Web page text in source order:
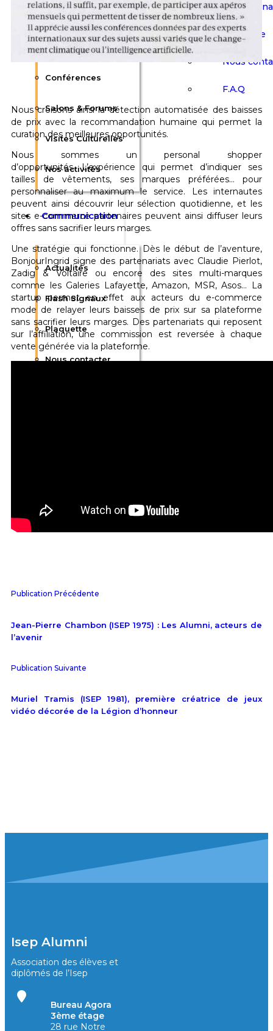
Afterworks &
Barbecues
Conférences
Salons & Forums
Visites Culturelles
Nos activités
Communication
Actualités
Flash Signaux
Plaquette
Nous contacter
Flash
Plaquette
Nous
F.A.Q
Nous croisons ainsi la détection automatisée des baisses
de prix avec la recommandation humaine qui permet la
curation des meilleures opportunités.
Nous sommes un personal shopper
d’opportunités. L’expérience qui permet d’indiquer ses
tailles de vêtements, ses marques préférées… pour
personnaliser au maximum le service. Les internautes
peuvent ainsi découvrir leur sélection quotidienne, et les
sites e-commerce partenaires peuvent ainsi diffuser leurs
offres sans sacrifier leurs marges.
Une stratégie qui fonctionne. Dès le début de l’aventure,
BonjourIngrid signe des partenariats avec Claudie Pierlot,
Zadig & Voltaire ou encore des sites multi-marques
comme les Galeries Lafayette, Amazon, MSR, Asos… La
startup permet en effet aux acteurs du e-commerce
mode de relayer leurs baisses de prix sur sa plateforme
sans sacrifier leurs marges. Des partenariats qui reposent
sur l’affiliation, une commission est reversée à chaque
vente générée via la plateforme.
Publication Précédente
Jean-Pierre Chambon (ISEP 1975) : Les Alumni, acteurs de
l’avenir
Publication Suivante
Muriel Tramis (ISEP 1981), première créatrice de jeux
vidéo décorée de la Légion d’honneur
Isep Alumni
Association des élèves et
diplômés de l’Isep
Bureau Agora
3ème étage
28 rue Notre